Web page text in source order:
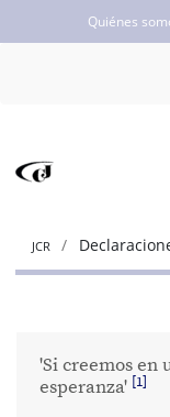
Quiénes
JCR
'Si creemos en
esperanza' [1]